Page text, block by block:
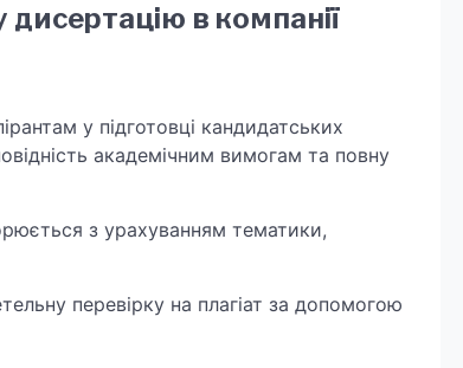
в компанії
у підготовці кандидатських
академічним вимогам та повну
з урахуванням тематики,
перевірку на плагіат за допомогою